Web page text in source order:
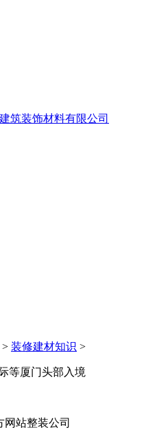
> 装修建材知识 >
等厦门头部入境
站整装公司